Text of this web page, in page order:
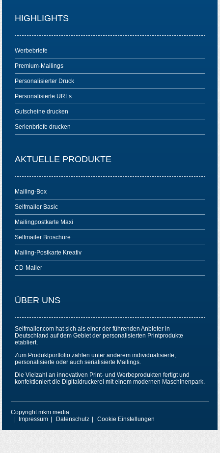
HIGHLIGHTS
Werbebriefe
Premium-Mailings
Personalisierter Druck
Personalisierte URLs
Gutscheine drucken
Serienbriefe drucken
AKTUELLE PRODUKTE
Mailing-Box
Selfmailer Basic
Mailingpostkarte Maxi
Selfmailer Broschüre
Mailing-Postkarte Kreativ
CD-Mailer
ÜBER UNS
Selfmailer.com hat sich als einer der führenden Anbieter in
Deutschland auf dem Gebiet der personalisierten Printprodukte
etabliert.
Zum Produktportfolio zählen unter anderem individualisierte,
personalisierte oder auch serialisierte Mailings.
Die Vielzahl an innovativen Print- und Werbeprodukten fertigt und
konfektioniert die Digitaldruckerei mit einem modernen Maschinenpark.
Copyright mkm media
Impressum
Datenschutz Cookie Einstellungen